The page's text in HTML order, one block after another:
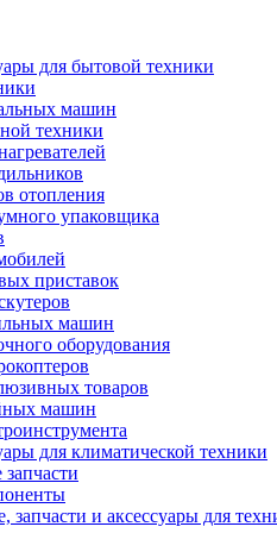
для бытовой техники
машин
техники
отопления
упаковщика
приставок
машин
оборудования
товаров
машин
для климатической техники
запчасти и аксессуары для